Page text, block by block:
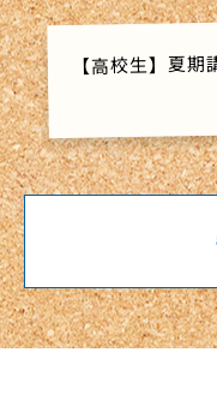
【高校生】夏期